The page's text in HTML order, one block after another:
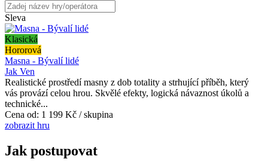
Sleva
Klasická
Hororová
Masna - Bývalí lidé
Jak Ven
Realistické prostředí masny z dob totality a strhující příběh, který
vás provází celou hrou. Skvělé efekty, logická návaznost úkolů a
technické...
Cena od: 1 199 Kč / skupina
zobrazit hru
Jak postupovat